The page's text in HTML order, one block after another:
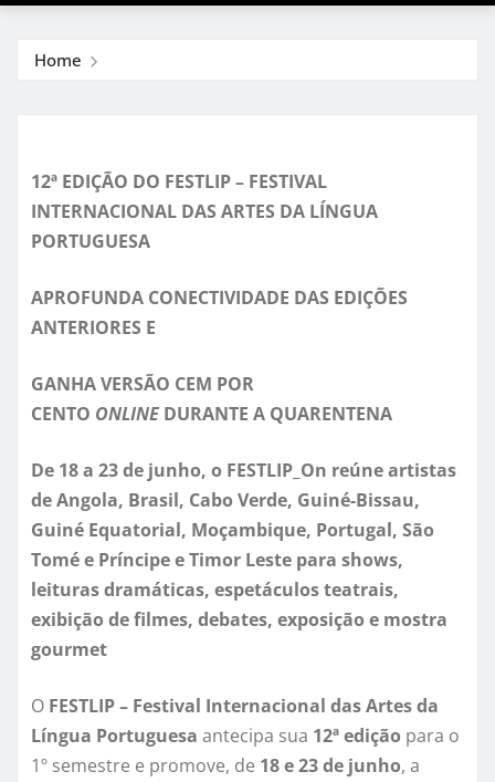
Home
12ª EDIÇÃO DO FESTLIP – FESTIVAL
INTERNACIONAL DAS ARTES DA LÍNGUA
PORTUGUESA
APROFUNDA CONECTIVIDADE DAS EDIÇÕES
ANTERIORES E
GANHA VERSÃO CEM POR
CENTO ONLINE DURANTE A QUARENTENA
De 18 a 23 de junho, o FESTLIP_On reúne artistas
de Angola, Brasil, Cabo Verde, Guiné-Bissau,
Guiné Equatorial, Moçambique, Portugal, São
Tomé e Príncipe e Timor Leste para shows,
leituras dramáticas, espetáculos teatrais,
exibição de filmes, debates, exposição e mostra
gourmet
O FESTLIP – Festival Internacional das Artes da
Língua Portuguesa antecipa sua 12ª edição para o
1º semestre e promove, de 18 e 23 de junho, a